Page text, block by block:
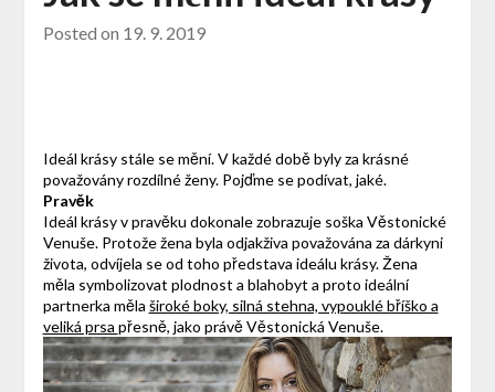
Posted on 19. 9. 2019
Ideál krásy stále se mění. V každé době byly za krásné
považovány rozdílné ženy. Pojďme se podívat, jaké.
Pravěk
Ideál krásy v pravěku dokonale zobrazuje soška Věstonické
Venuše. Protože žena byla odjakživa považována za dárkyni
života, odvíjela se od toho představa ideálu krásy. Žena
měla symbolizovat plodnost a blahobyt a proto ideální
partnerka měla široké boky, silná stehna, vypouklé bříško a
veliká prsa přesně, jako právě Věstonická Venuše.